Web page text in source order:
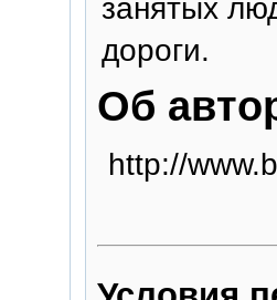
занятых
дороги.
Об
http://